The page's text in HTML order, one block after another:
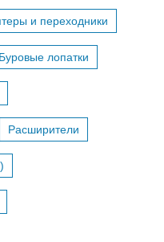
и переходники
Буровые лопатки
Расширители